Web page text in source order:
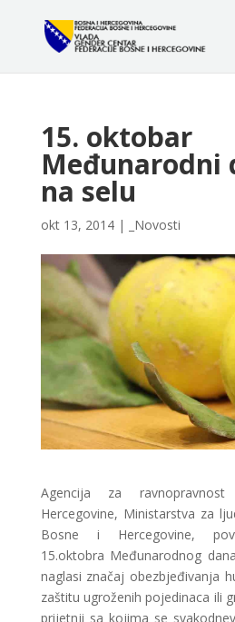
15. oktobar
Međunarodni
na selu
okt 13, 2014| _Novosti
Agencija za
Hercegovine, Ministarstva za
Bosne i Hercegovine,
15.oktobra Međunarodnog
naglasi značaj obezbjeđivanja
zaštitu ugroženih pojedinaca ili
prijetnji sa kojima se